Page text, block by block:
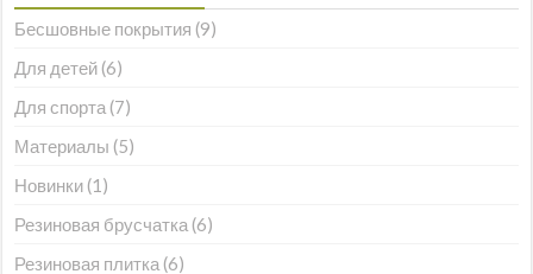
Бесшовные покрытия (9)
Для детей (6)
Для спорта (7)
Материалы (5)
Новинки (1)
Резиновая брусчатка (6)
Резиновая плитка (6)